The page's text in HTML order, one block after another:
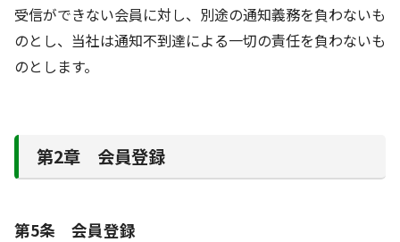
受信ができない会員に対し、別途の通知義務を負わないも
のとし、当社は通知不到達による一切の責任を負わないも
のとします。
第2章 会員登録
第5条 会員登録